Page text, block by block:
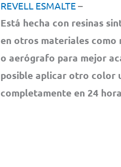
REVELL ESMALTE–
Está hecha con resinas
en otros materiales como
o aerógrafo para mejor
posible aplicar otro color
completamente en 24